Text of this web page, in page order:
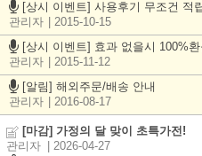
[상시 이벤트] 사용후기 무조건 적
관리자
| 2015-10-15
[상시 이벤트] 효과 없을시 100%
관리자
| 2015-11-12
[알림] 해외주문/배송 안내
관리자
| 2016-08-17
[마감] 가정의 달 맞이 초특가전!
관리자
| 2026-04-27